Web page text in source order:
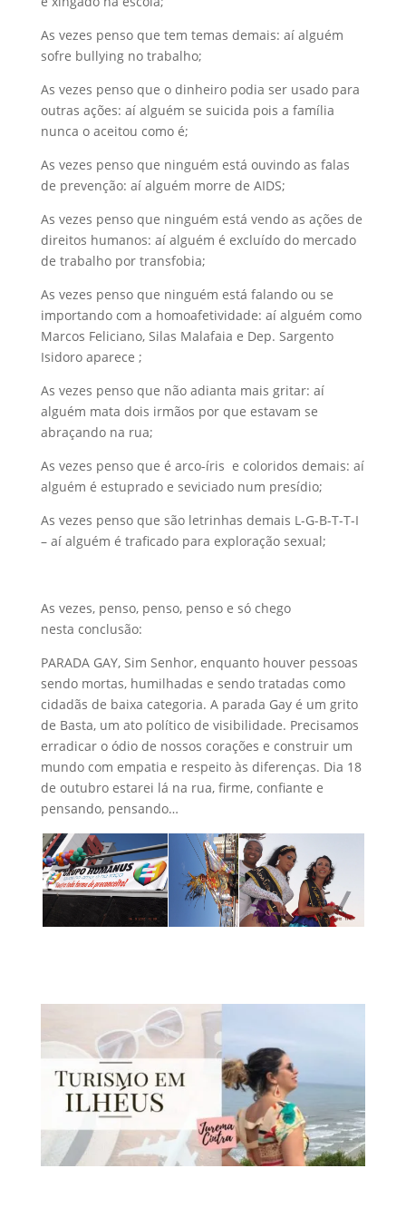
As vezes penso que tem temas demais: aí alguém
sofre bullying no trabalho;
As vezes penso que o dinheiro podia ser usado para
outras ações: aí alguém se suicida pois a família
nunca o aceitou como é;
As vezes penso que ninguém está ouvindo as falas
de prevenção: aí alguém morre de AIDS;
As vezes penso que ninguém está vendo as ações de
direitos humanos: aí alguém é excluído do mercado
de trabalho por transfobia;
As vezes penso que ninguém está falando ou se
importando com a homoafetividade: aí alguém como
Marcos Feliciano, Silas Malafaia e Dep. Sargento
Isidoro aparece ;
As vezes penso que não adianta mais gritar: aí
alguém mata dois irmãos por que estavam se
abraçando na rua;
As vezes penso que é arco-íris e coloridos demais: aí
alguém é estuprado e seviciado num presídio;
As vezes penso que são letrinhas demais L-G-B-T-T-I
– aí alguém é traficado para exploração sexual;
As vezes, penso, penso, penso e só chego
nesta conclusão:
PARADA GAY, Sim Senhor, enquanto houver pessoas
sendo mortas, humilhadas e sendo tratadas como
cidadãs de baixa categoria. A parada Gay é um grito
de Basta, um ato político de visibilidade. Precisamos
erradicar o ódio de nossos corações e construir um
mundo com empatia e respeito às diferenças. Dia 18
de outubro estarei lá na rua, firme, confiante e
pensando, pensando…